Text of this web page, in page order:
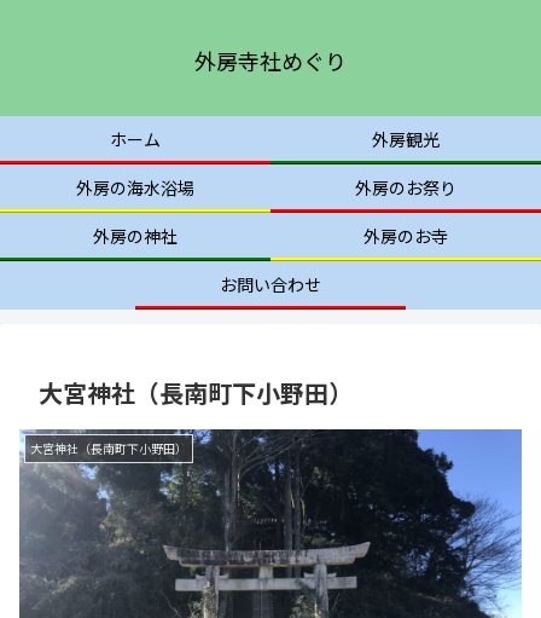
外房寺社めぐり
ホーム
外房観光
外房の海水浴場
外房のお祭り
外房の神社
外房のお寺
お問い合わせ
大宮神社（長南町下小野田）
大宮神社（長南町下小野田）